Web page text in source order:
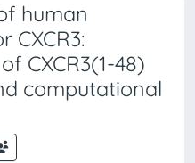
human
CXCR3:
CXCR3(1-48)
computational